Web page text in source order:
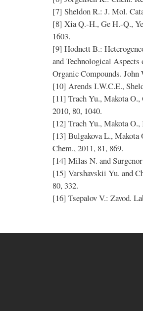
[7] Sheldon R.: J. Mol.
[8] Xia Q.-H., Ge H.-Q.,
1603.
[9] Hodnett B.:
and Technological
Organic Compounds.
[10] Arends I.W.C.E.,
[11] Trach Yu., Makota O.,
2010, 80, 1040.
[12] Trach Yu., Makota
[13] Bulgakova L., Makota
Chem., 2011, 81, 869.
[14] Milas N. and
[15] Varshavskii Yu. and
80, 332.
[16] Tsepalov V.: Zavod.